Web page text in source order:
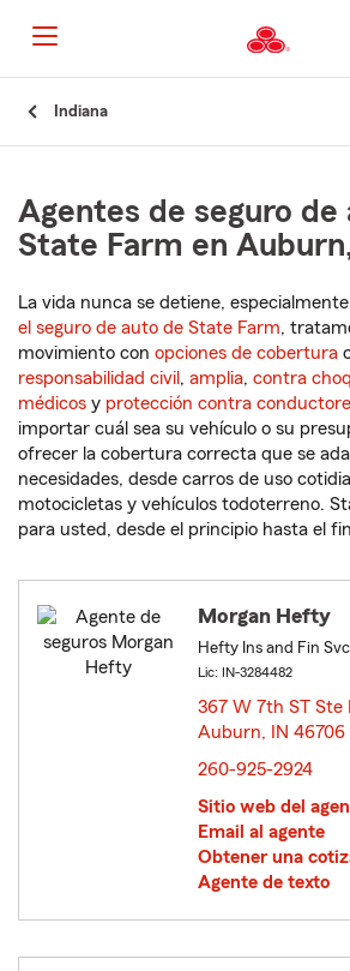
al
contenido
principal
Indiana
Agentes de seguro de
State Farm en
La vida nunca se detiene,
el seguro de auto de State Farm,
movimiento con opciones de cobertura
responsabilidad civil , amplia, contra
médicos y protección contra
importar cuál sea su vehículo o su
ofrecer la cobertura correcta que se
necesidades, desde carros de uso
motocicletas y vehículos todoterreno.
para usted, desde el principio hasta el
Morgan Hefty
Hefty Ins and Fin
Lic: IN-3284482
367 W 7th ST Ste
Auburn, IN 46706
260-925-2924
Sitio web del
Email al agente
Obtener una
Agente de texto